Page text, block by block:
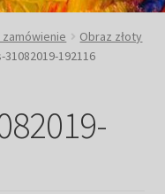
Obraz złoty
192116